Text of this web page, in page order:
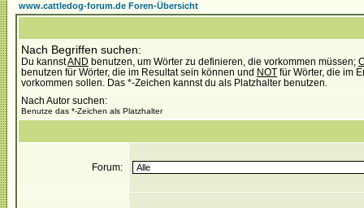
www.cattledog-forum.de Foren-Übersicht
Nach Begriffen suchen:
Du kannstAND benutzen, um Wörter zu definieren, die vorkommen müssen;
benutzen für Wörter, die im Resultat sein können und NOT für Wörter, die im
vorkommen sollen. Das *-Zeichen kannst du als Platzhalter benutzen.
Nach Autor suchen:
Benutze das *-Zeichen als Platzhalter
Forum: